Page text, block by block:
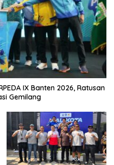
IX Banten 2026, Ratusan
Gemilang